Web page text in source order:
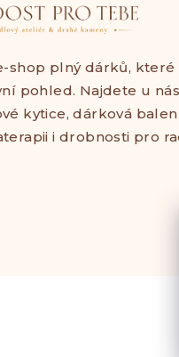
shop plný dárků, které
pohled. Najdete u nás
kytice, dárková
i drobnosti pro